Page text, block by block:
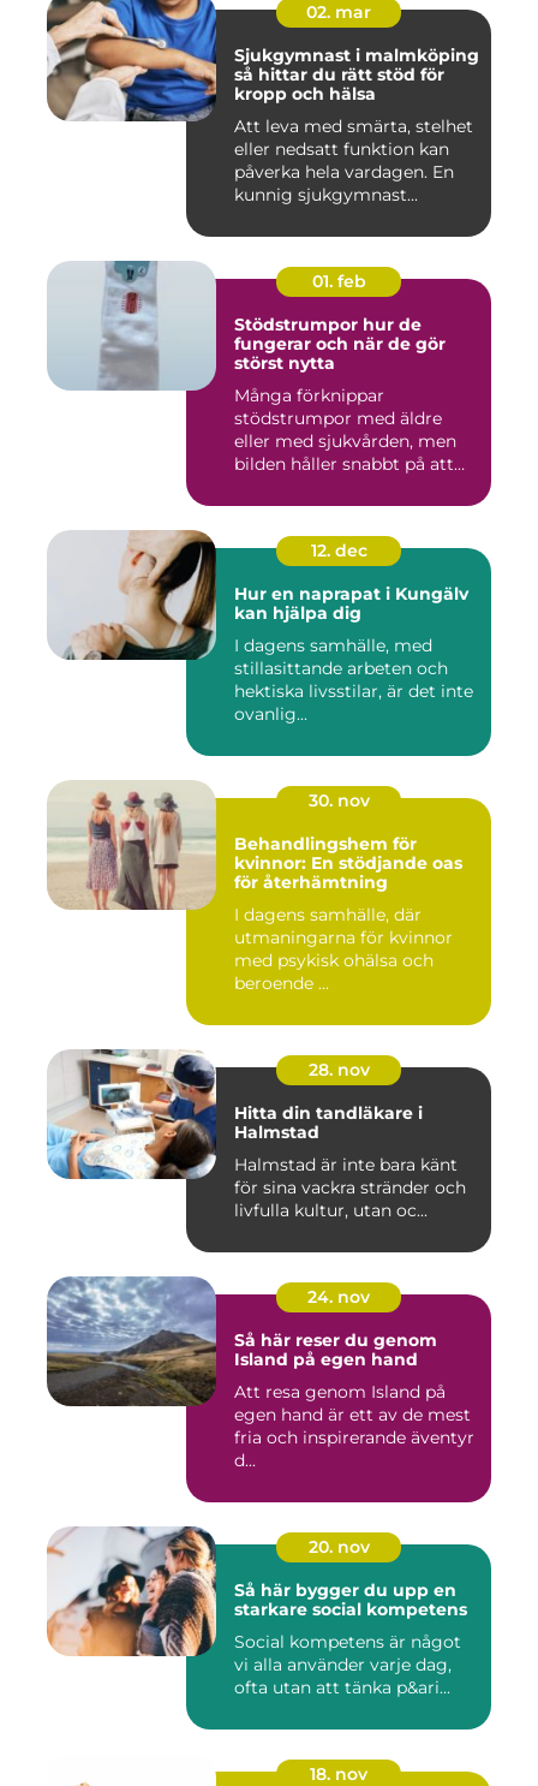
02. mar
Sjukgymnast i malmköping
så hittar du rätt stöd för
kropp och hälsa
Att leva med smärta, stelhet
eller nedsatt funktion kan
påverka hela vardagen. En
kunnig sjukgymnast...
01. feb
Stödstrumpor hur de
fungerar och när de gör
störst nytta
Många förknippar
stödstrumpor med äldre
eller med sjukvården, men
bilden håller snabbt på att
12. dec
Hur en naprapat i Kungälv
kan hjälpa dig
I dagens samhälle, med
stillasittande arbeten och
hektiska livsstilar, är det inte
ovanlig...
30. nov
Behandlingshem för
kvinnor: En stödjande oas
för återhämtning
I dagens samhälle, där
utmaningarna för kvinnor
med psykisk ohälsa och
beroende ...
28. nov
Hitta din tandläkare i
Halmstad
Halmstad är inte bara känt
för sina vackra stränder och
livfulla kultur, utan oc...
24. nov
Så här reser du genom
Island på egen hand
Att resa genom Island på
egen hand är ett av de mest
fria och inspirerande äventyr
d...
20. nov
Så här bygger du upp en
starkare social kompetens
Social kompetens är något
vi alla använder varje dag,
ofta utan att tänka p&ari...
18. nov